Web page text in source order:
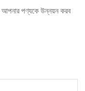
আপনার পণ্যকে উন্নয়ন করব